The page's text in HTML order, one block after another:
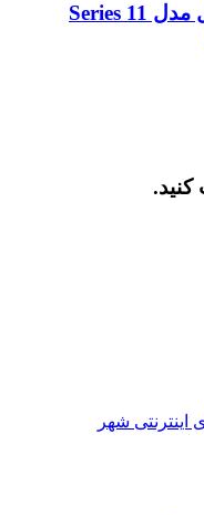
ساعت هوشمند 46 میلی متری اپل مدل Series 11
کنید.